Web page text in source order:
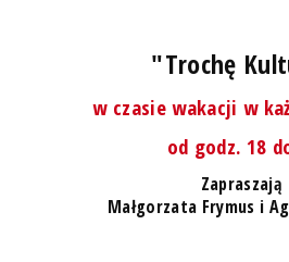
"Trochę
w czasie wakacji w
od godz. 18
Zapraszają
Małgorzata Frymus i